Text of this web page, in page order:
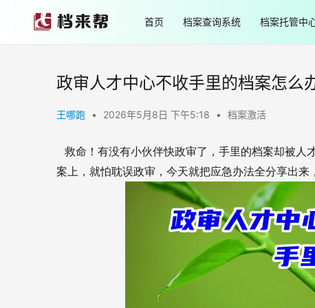
首页 档案查询系统 档案托管中
政审人才中心不收手里的档案怎么
王哪跑 • 2026年5月8日 下午5:18 • 档案激活
救命！有没有小伙伴快政审了，手里的档案却被人
案上，就怕耽误政审，今天就把应急办法全分享出来